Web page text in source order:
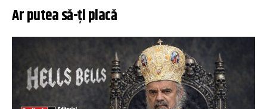
Ar putea să-ți placă